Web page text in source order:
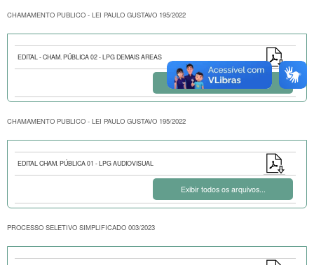
CHAMAMENTO PUBLICO - LEI PAULO GUSTAVO 195/2022
EDITAL - CHAM. PÚBLICA 02 - LPG DEMAIS AREAS
Exibir todos os arquivos...
CHAMAMENTO PUBLICO - LEI PAULO GUSTAVO 195/2022
EDITAL CHAM. PÚBLICA 01 - LPG AUDIOVISUAL
Exibir todos os arquivos...
PROCESSO SELETIVO SIMPLIFICADO 003/2023